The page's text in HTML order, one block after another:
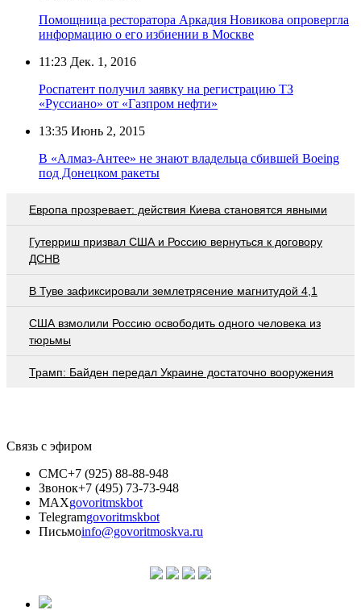
Помощница ресторатора Аркадия Новикова опровергла
информацию о его избиении в Москве
11:23 Дек. 1, 2016
Роспатент получил заявку на регистрацию ТЗ
«Руссиано» от «Газпром нефти»
13:35 Июнь 2, 2015
В «Алмаз-Антее» не знают владельца сбившей Boeing
под Донецком ракеты
Европа прозревает: действия Киева становятся явными
Гутерриш призвал США и Россию вернуться к договору
ДСНВ
В Туве зафиксировали землетрясение магнитудой 4,1
США взмолили Россию освободить одного человека из
тюрьмы
Трамп: Байден передал Украине достаточно вооружения
Связь с эфиром
СМС+7 (925) 88-88-948
Звонок+7 (495) 73-73-948
MAXgovoritmskbot
Telegramgovoritmskbot
Письмоinfo@govoritmoskva.ru